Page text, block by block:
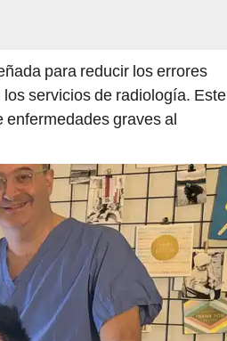
para reducir los errores
servicios de radiología. Este
enfermedades graves al